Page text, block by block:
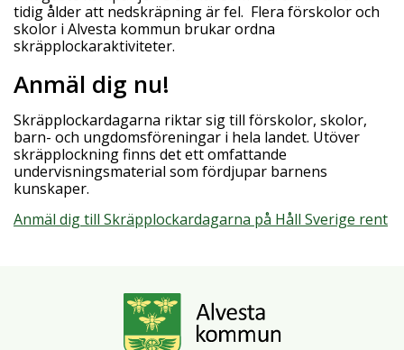
tidig ålder att nedskräpning är fel. Flera förskolor och
skolor i Alvesta kommun brukar ordna
skräpplockaraktiviteter.
Anmäl dig nu!
Skräpplockardagarna riktar sig till förskolor, skolor,
barn- och ungdomsföreningar i hela landet. Utöver
skräpplockning finns det ett omfattande
undervisningsmaterial som fördjupar barnens
kunskaper.
Anmäl dig till Skräpplockardagarna på Håll Sverige rent